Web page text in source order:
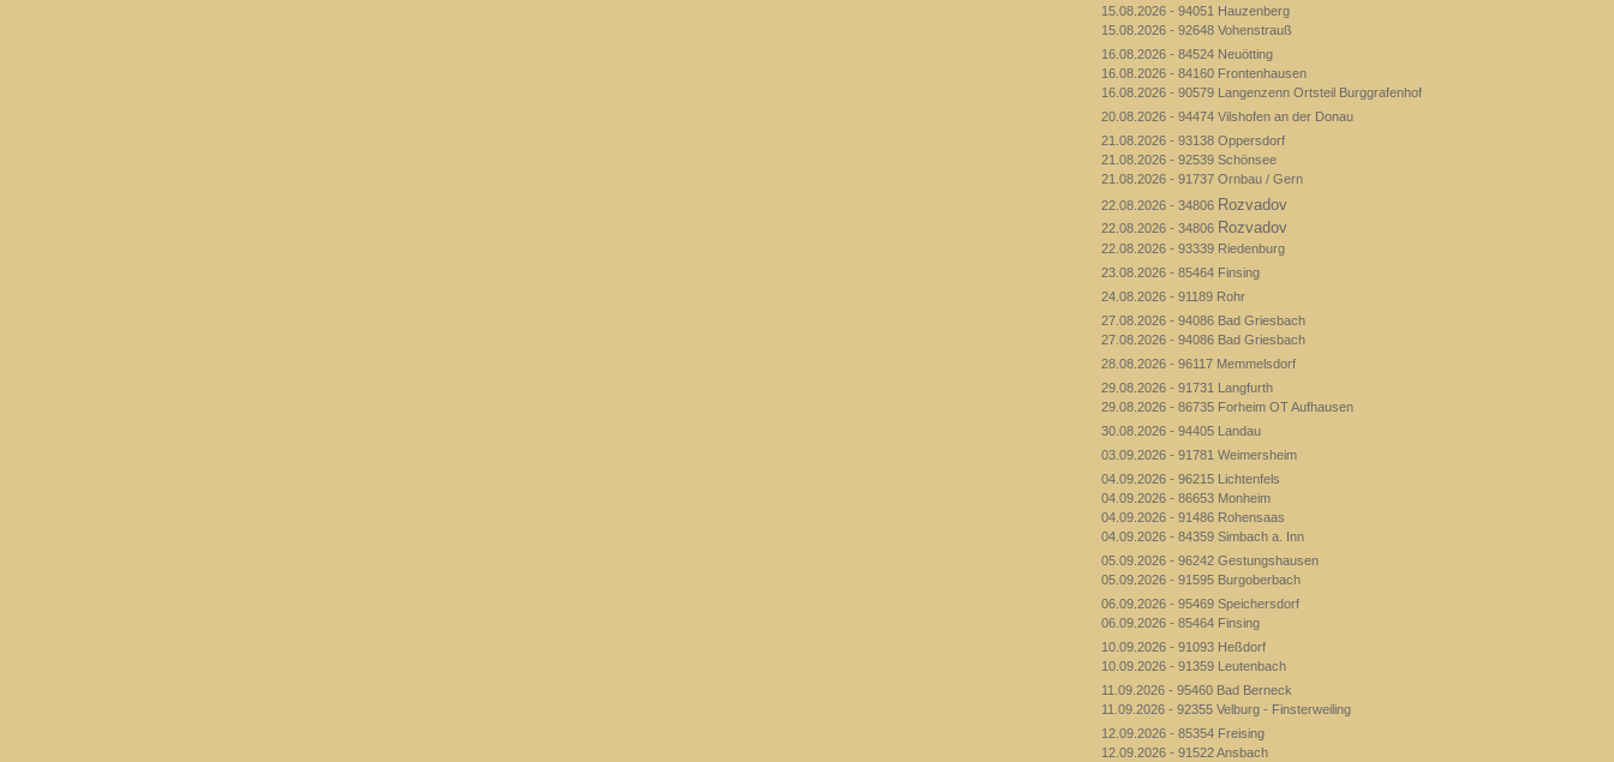
15.08.2026 - 94051 Hauzenberg
15.08.2026 - 92648 Vohenstrauß
16.08.2026 - 84524 Neuötting
16.08.2026 - 84160 Frontenhausen
16.08.2026 - 90579 Langenzenn Ortsteil Burggrafenhof
20.08.2026 - 94474 Vilshofen an der Donau
21.08.2026 - 93138 Oppersdorf
21.08.2026 - 92539 Schönsee
21.08.2026 - 91737 Ornbau / Gern
22.08.2026 - 34806 Rozvadov
22.08.2026 - 34806 Rozvadov
22.08.2026 - 93339 Riedenburg
23.08.2026 - 85464 Finsing
24.08.2026 - 91189 Rohr
27.08.2026 - 94086 Bad Griesbach
27.08.2026 - 94086 Bad Griesbach
28.08.2026 - 96117 Memmelsdorf
29.08.2026 - 91731 Langfurth
29.08.2026 - 86735 Forheim OT Aufhausen
30.08.2026 - 94405 Landau
03.09.2026 - 91781 Weimersheim
04.09.2026 - 96215 Lichtenfels
04.09.2026 - 86653 Monheim
04.09.2026 - 91486 Rohensaas
04.09.2026 - 84359 Simbach a. Inn
05.09.2026 - 96242 Gestungshausen
05.09.2026 - 91595 Burgoberbach
06.09.2026 - 95469 Speichersdorf
06.09.2026 - 85464 Finsing
10.09.2026 - 91093 Heßdorf
10.09.2026 - 91359 Leutenbach
11.09.2026 - 95460 Bad Berneck
11.09.2026 - 92355 Velburg - Finsterweiling
12.09.2026 - 85354 Freising
12.09.2026 - 91522 Ansbach